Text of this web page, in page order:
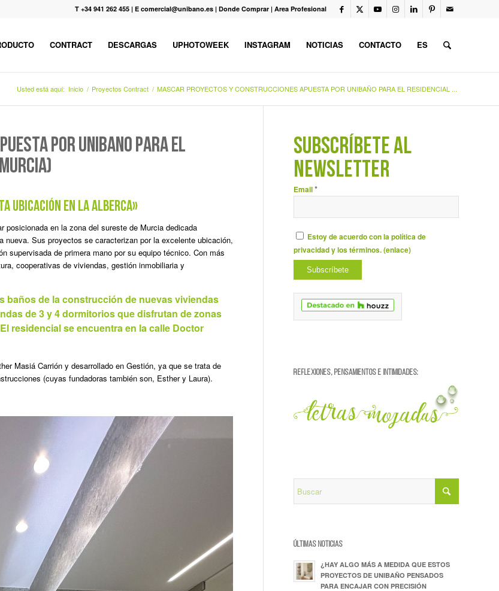
T +34 941 262 455 | E comercial@unibano.es | Donde Comprar | Area Profesional
CONTRACT DESCARGAS UPHOTOWEEK INSTAGRAM NOTICIAS CONTACTO ES
Usted está aquí: Inicio / Proyectos Contract / MASCAR PROYECTOS Y CONSTRUCCIONES APUESTA POR UNIBAÑO PARA EL RESIDENCIAL ...
POR UNIBAÑO PARA EL
ubicación en La Alberca»
posicionada en la zona del sureste de Murcia dedicada
Sus proyectos se caracterizan por la excelente ubicación,
supervisada de primera mano por su equipo técnico. Con más
cooperativas de viviendas, gestión inmobiliaria y
baños de la construcción de nuevas viviendas
de 3 y 4 dormitorios que disfrutan de zonas
residencial se encuentra en la calle Doctor
Masiá Carrión y desarrollado en Gestión, ya que se trata de
(cuyas fundadoras también son, Esther y Laura).
SUBSCRÍBETE AL
NEWSLETTER
Email*
Estoy de acuerdo con la política de
privacidad y los términos. (enlace)
REFLEXIONES, PENSAMIENTOS E INTIMIDADES:
ÚLTIMAS NOTICIAS
¿HAY ALGO MÁS A MEDIDA QUE ESTOS
PROYECTOS DE UNIBAÑO PENSADOS
PARA ENCAJAR CON PRECISIÓN